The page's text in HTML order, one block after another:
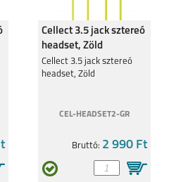
Cellect 3.5 jack sztereó
headset, Zöld
Cellect 3.5 jack sztereó
headset, Zöld
CEL-HEADSET2-GR
Bruttó: 2 990 Ft